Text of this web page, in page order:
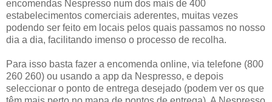
encomendas Nespresso num dos mais de 400
estabelecimentos comerciais aderentes, muitas vezes
podendo ser feito em locais pelos quais passamos no nosso
dia a dia, facilitando imenso o processo de recolha.
Para isso basta fazer a encomenda online, via telefone (800
260 260) ou usando a app da Nespresso, e depois
seleccionar o ponto de entrega desejado (podem ver os que